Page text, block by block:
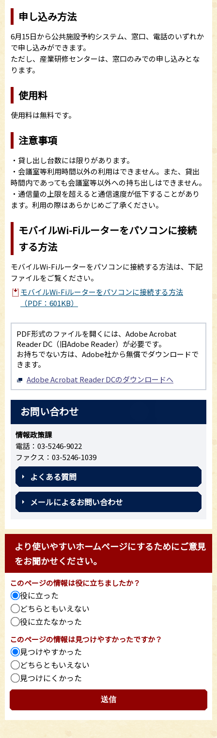
申し込み方法
6月15日から公共施設予約システム、窓口、電話のいずれか
で申し込みができます。
ただし、産業研修センターは、窓口のみでの申し込みとな
ります。
使用料
使用料は無料です。
注意事項
・貸し出し台数には限りがあります。
・会議室等利用時間以外の利用はできません。また、貸出
時間内であっても会議室等以外への持ち出しはできません。
・通信量の上限を超えると通信速度が低下することがあり
ます。利用の際はあらかじめご了承ください。
モバイルWi-Fiルーターをパソコンに接続
する方法
モバイルWi-Fiルーターをパソコンに接続する方法は、下記
ファイルをご覧ください。
モバイルWi-Fiルーターをパソコンに接続する方法
（PDF：601KB）
PDF形式のファイルを開くには、Adobe Acrobat
Reader DC（旧Adobe Reader）が必要です。
お持ちでない方は、Adobe社から無償でダウンロードで
きます。
Adobe Acrobat Reader DCのダウンロードへ
お問い合わせ
情報政策課
電話：03-5246-9022
ファクス：03-5246-1039
よくある質問
メールによるお問い合わせ
より使いやすいホームページにするためにご意見
をお聞かせください。
このページの情報は役に立ちましたか？
役に立った
どちらともいえない
役に立たなかった
このページの情報は見つけやすかったですか？
見つけやすかった
どちらともいえない
見つけにくかった